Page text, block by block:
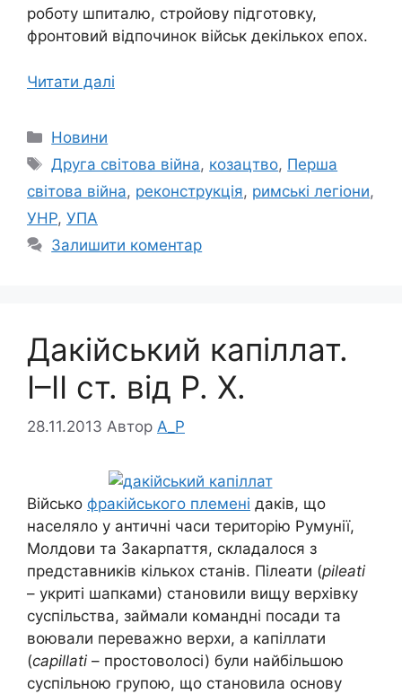
роботу шпиталю, стройову підготовку,
фронтовий відпочинок військ декількох епох.
Читати далі
Категорії
Новини
Позначки
Друга світова війна, козацтво, Перша
світова війна, реконструкція, римські легіони,
УНР, УПА
Залишити коментар
Дакійський капіллат.
І–ІІ ст. від Р. Х.
28.11.2013 Автор A_P
Військо фракійського племені даків, що
населяло у античні часи територію Румунії,
Молдови та Закарпаття, складалося з
представників кількох станів. Пілеати (pileati
– укриті шапками) становили вищу верхівку
суспільства, займали командні посади та
воювали переважно верхи, а капіллати
(capillati – простоволосі) були найбільшою
суспільною групою, що становила основу